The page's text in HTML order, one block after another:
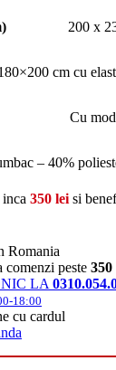
200 x
cm cu
Cu
– 40%
350 lei si
Romania
comenzi peste 350
LA
18:00
cu cardul